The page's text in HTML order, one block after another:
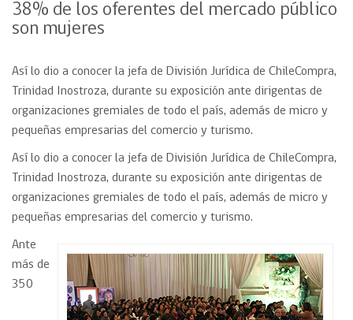
38% de los oferentes del mercado público
son mujeres
Así lo dio a conocer la jefa de División Jurídica de ChileCompra,
Trinidad Inostroza, durante su exposición ante dirigentas de
organizaciones gremiales de todo el país, además de micro y
pequeñas empresarias del comercio y turismo.
Así lo dio a conocer la jefa de División Jurídica de ChileCompra,
Trinidad Inostroza, durante su exposición ante dirigentas de
organizaciones gremiales de todo el país, además de micro y
pequeñas empresarias del comercio y turismo.
Ante
más de
350